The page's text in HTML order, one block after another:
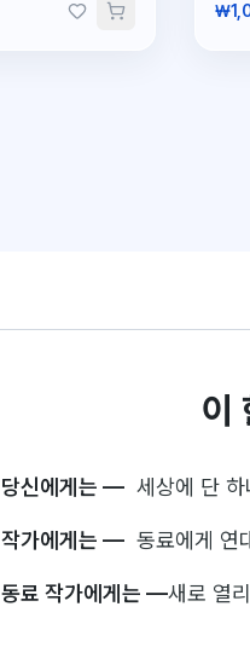
이
당신에게는 — 세상에 단
작가에게는 — 동료에게 연
동료 작가에게는 —새로 열